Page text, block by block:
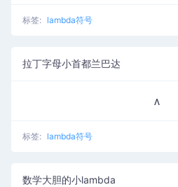
标签: lambda符号
拉丁字母小首都兰巴达
ᴧ
标签: lambda符号
数学大胆的小lambda